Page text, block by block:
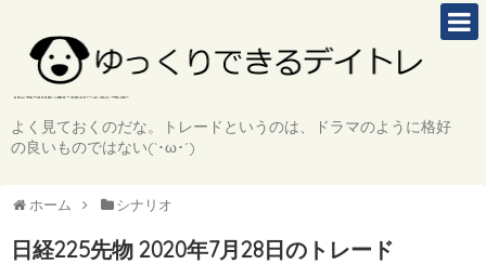
よく見ておくのだな。トレードというのは、ドラマのように格好
の良いものではない(`･ω･´)
ホーム シナリオ
日経225先物 2020年7月28日のトレード